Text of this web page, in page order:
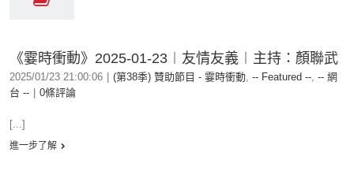
《霎時衝動》2025-01-23︱友情友義︱主持：顏聯武
2025/01/23 21:00:06 (第38季) 贊助節目 - 霎時衝動, -- Featured --, -- 網
台 --
0條評論
[...]
進一步了解